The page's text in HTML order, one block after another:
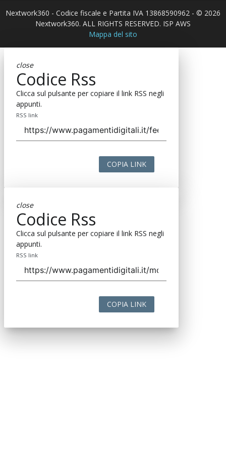
Nextwork360 - Codice fiscale e Partita IVA 13868590962 - © 2026
Nextwork360. ALL RIGHTS RESERVED. ISP AWS
Mappa del sito
close
Codice Rss
Clicca sul pulsante per copiare il link RSS negli
appunti.
RSS link
COPIA LINK
close
Codice Rss
Clicca sul pulsante per copiare il link RSS negli
appunti.
RSS link
COPIA LINK